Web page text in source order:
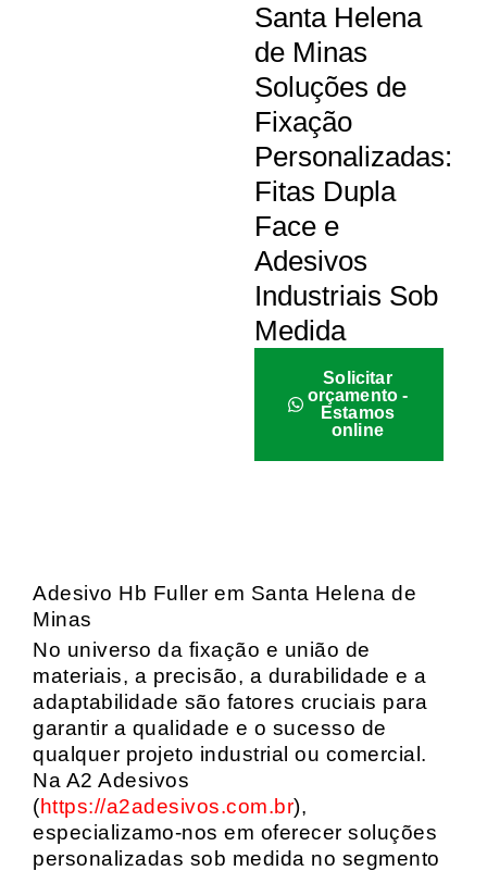
Santa Helena
de Minas
Soluções de
Fixação
Personalizadas:
Fitas Dupla
Face e
Adesivos
Industriais Sob
Medida
Solicitar
orçamento -
Estamos
online
Adesivo Hb Fuller em Santa Helena de
Minas
No universo da fixação e união de
materiais, a precisão, a durabilidade e a
adaptabilidade são fatores cruciais para
garantir a qualidade e o sucesso de
qualquer projeto industrial ou comercial.
Na A2 Adesivos
(https://a2adesivos.com.br),
especializamo-nos em oferecer soluções
personalizadas sob medida no segmento